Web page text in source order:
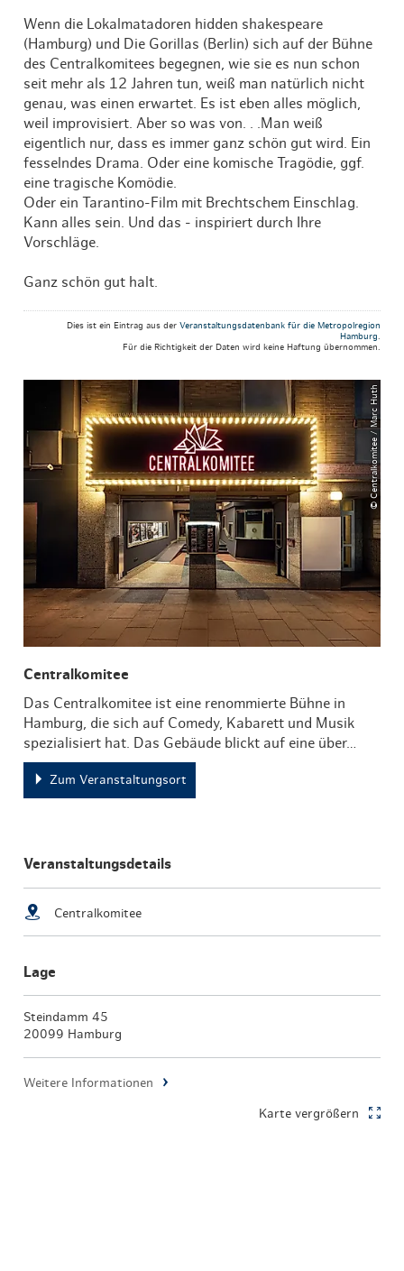
Wenn die Lokalmatadoren hidden shakespeare
(Hamburg) und Die Gorillas (Berlin) sich auf der Bühne
des Centralkomitees begegnen, wie sie es nun schon
seit mehr als 12 Jahren tun, weiß man natürlich nicht
genau, was einen erwartet. Es ist eben alles möglich,
weil improvisiert. Aber so was von. . .Man weiß
eigentlich nur, dass es immer ganz schön gut wird. Ein
fesselndes Drama. Oder eine komische Tragödie, ggf.
eine tragische Komödie.
Oder ein Tarantino-Film mit Brechtschem Einschlag.
Kann alles sein. Und das - inspiriert durch Ihre
Vorschläge.
Ganz schön gut halt.
Dies ist ein Eintrag aus der Veranstaltungsdatenbank für die Metropolregion
Hamburg.
Für die Richtigkeit der Daten wird keine Haftung übernommen.
© Centralkomitee / Marc Huth
Centralkomitee
Das Centralkomitee ist eine renommierte Bühne in
Hamburg, die sich auf Comedy, Kabarett und Musik
spezialisiert hat. Das Gebäude blickt auf eine über…
Zum Veranstaltungsort
Veranstaltungsdetails
Centralkomitee
Lage
Steindamm 45
20099 Hamburg
Weitere Informationen
Karte vergrößern